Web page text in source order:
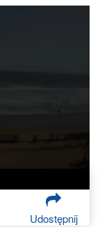
Udostępnij